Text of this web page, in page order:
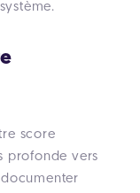
score
profonde vers